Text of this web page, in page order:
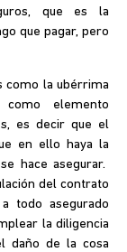
que es la
que pagar, pero
como la ubérrima
elemento
es decir que el
en ello haya la
hace asegurar.
del contrato
todo asegurado
la diligencia
daño de la cosa